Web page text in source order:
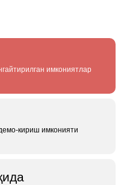
имкониятлар
имконияти